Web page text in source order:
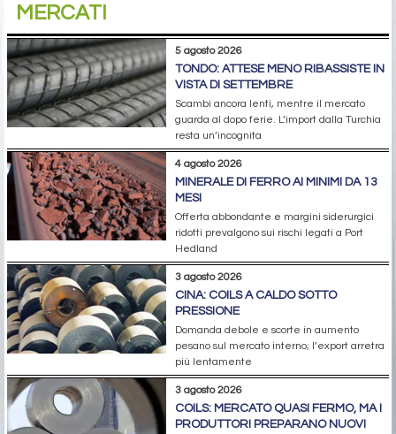
MERCATI
5 agosto 2026
TONDO: ATTESE MENO RIBASSISTE IN
VISTA DI SETTEMBRE
Scambi ancora lenti, mentre il mercato
guarda al dopo ferie. L’import dalla Turchia
resta un’incognita
4 agosto 2026
MINERALE DI FERRO AI MINIMI DA 13
MESI
Offerta abbondante e margini siderurgici
ridotti prevalgono sui rischi legati a Port
Hedland
3 agosto 2026
CINA: COILS A CALDO SOTTO
PRESSIONE
Domanda debole e scorte in aumento
pesano sul mercato interno; l’export arretra
più lentamente
3 agosto 2026
COILS: MERCATO QUASI FERMO, MA I
PRODUTTORI PREPARANO NUOVI